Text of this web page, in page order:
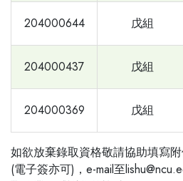
204000644 戊組
204000437 戊組
204000369 戊組
如欲放棄錄取資格敬請協助填寫
(電子簽亦可)，e-mail至